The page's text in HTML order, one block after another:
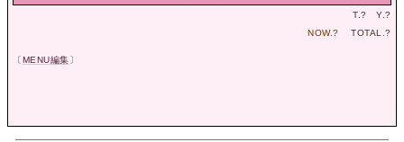
T.? Y.?
NOW.? TOTAL.?
〔MENU編集〕